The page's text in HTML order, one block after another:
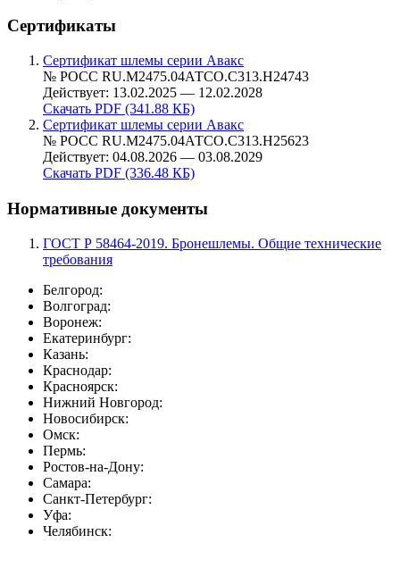
Сертификаты
Сертификат шлемы серии Авакс
№ РОСС RU.М2475.04АТСО.С313.Н24743
Действует: 13.02.2025 — 12.02.2028
Скачать PDF (341.88 КБ)
Сертификат шлемы серии Авакс
№ РОСС RU.М2475.04АТСО.С313.Н25623
Действует: 04.08.2026 — 03.08.2029
Скачать PDF (336.48 КБ)
Нормативные документы
ГОСТ Р 58464-2019. Бронешлемы. Общие технические
требования
Белгород:
Волгоград:
Воронеж:
Екатеринбург:
Казань:
Краснодар:
Красноярск:
Нижний Новгород:
Новосибирск:
Омск:
Пермь:
Ростов-на-Дону:
Самара:
Санкт-Петербург:
Уфа:
Челябинск: